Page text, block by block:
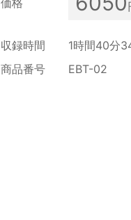
価格
収録時間
1時間40分
商品番号
EBT-02